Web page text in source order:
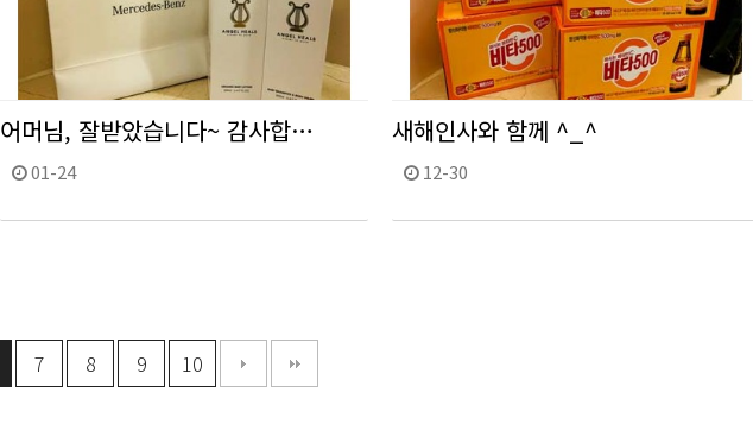
어머님, 잘받았습니다~ 감사합…
01-24
새해인사와 함께 ^_^
12-30
7 8 9 10